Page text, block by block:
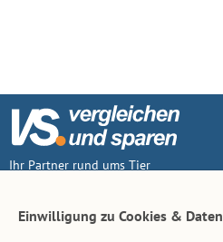
Ihr Partner rund ums Tier
Einwilligung zu Cookies & Daten